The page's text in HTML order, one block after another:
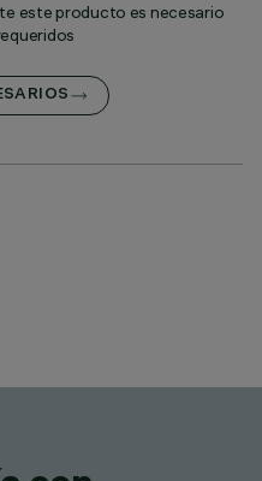
este producto es necesario